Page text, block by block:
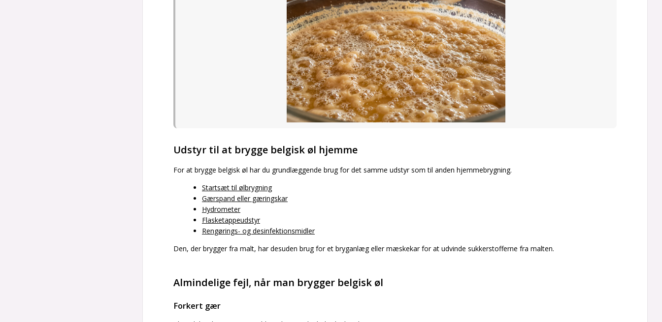
Udstyr til at brygge belgisk øl hjemme
For at brygge belgisk øl har du grundlæggende brug for det samme udstyr som til anden hjemmebrygning.
Startsæt til ølbrygning
Gærspand eller gæringskar
Hydrometer
Flasketappeudstyr
Rengørings- og desinfektionsmidler
Den, der brygger fra malt, har desuden brug for et bryganlæg eller mæskekar for at udvinde sukkerstofferne fra malten.
Almindelige fejl, når man brygger belgisk øl
Forkert gær